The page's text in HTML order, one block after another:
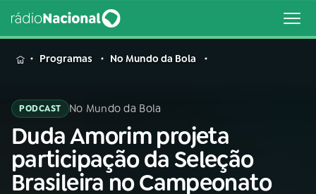
MENU
Buscar
na
Rádio
Nacional
Buscar
Programas No Mundo da Bola
PODCAST No Mundo da Bola
Duda Amorim projeta
participação da Seleção
Brasileira no Campeonato